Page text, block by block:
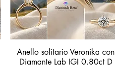
Vista rapida
Anello solitario Veronika con
Diamante Lab IGI 0.80ct D